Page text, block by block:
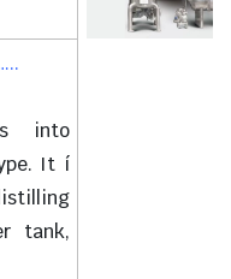
into
It í
tank,